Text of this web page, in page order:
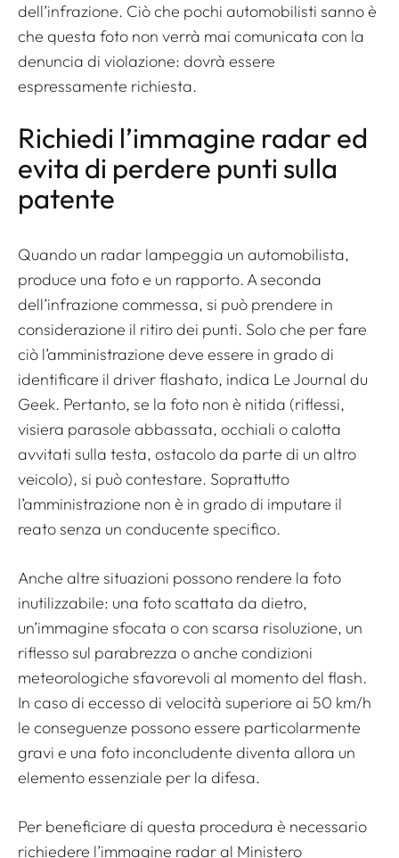
dell’infrazione. Ciò che pochi automobilisti sanno è
che questa foto non verrà mai comunicata con la
denuncia di violazione: dovrà essere
espressamente richiesta.
Richiedi l’immagine radar ed
evita di perdere punti sulla
patente
Quando un radar lampeggia un automobilista,
produce una foto e un rapporto. A seconda
dell’infrazione commessa, si può prendere in
considerazione il ritiro dei punti. Solo che per fare
ciò l’amministrazione deve essere in grado di
identificare il driver flashato, indica Le Journal du
Geek. Pertanto, se la foto non è nitida (riflessi,
visiera parasole abbassata, occhiali o calotta
avvitati sulla testa, ostacolo da parte di un altro
veicolo), si può contestare. Soprattutto
l’amministrazione non è in grado di imputare il
reato senza un conducente specifico.
Anche altre situazioni possono rendere la foto
inutilizzabile: una foto scattata da dietro,
un’immagine sfocata o con scarsa risoluzione, un
riflesso sul parabrezza o anche condizioni
meteorologiche sfavorevoli al momento del flash.
In caso di eccesso di velocità superiore ai 50 km/h
le conseguenze possono essere particolarmente
gravi e una foto inconcludente diventa allora un
elemento essenziale per la difesa.
Per beneficiare di questa procedura è necessario
richiedere l’immagine radar al Ministero